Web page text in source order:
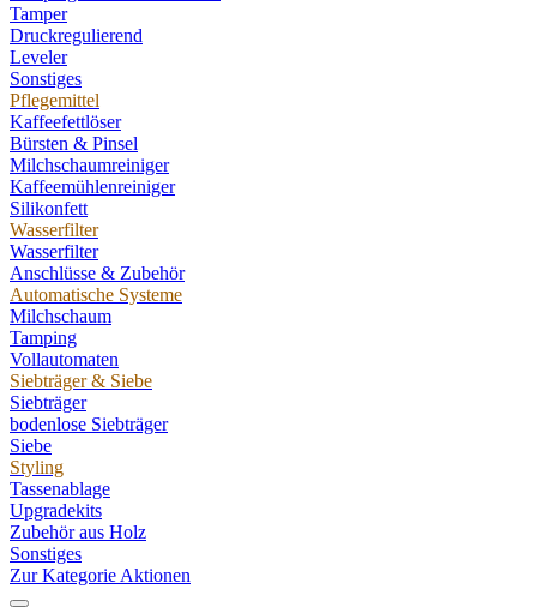
Tamper
Druckregulierend
Leveler
Sonstiges
Pflegemittel
Kaffeefettlöser
Bürsten & Pinsel
Milchschaumreiniger
Kaffeemühlenreiniger
Silikonfett
Wasserfilter
Wasserfilter
Anschlüsse & Zubehör
Automatische Systeme
Milchschaum
Tamping
Vollautomaten
Siebträger & Siebe
Siebträger
bodenlose Siebträger
Siebe
Styling
Tassenablage
Upgradekits
Zubehör aus Holz
Sonstiges
Zur Kategorie Aktionen